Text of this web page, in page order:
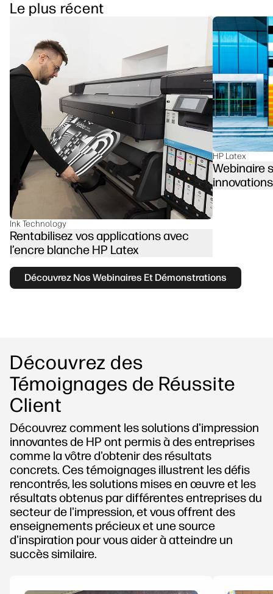
Le plus récent
Ink Technology
Rentabilisez vos applications avec
l’encre blanche HP Latex
HP Latex
Webinaire
Découvrez Nos Webinaires Et Démonstrations
Découvrez des
Témoignages de Réussite
Client
Découvrez comment les solutions d'impression
innovantes de HP ont permis à des entreprises
comme la vôtre d'obtenir des résultats
concrets. Ces témoignages illustrent les défis
rencontrés, les solutions mises en œuvre et les
résultats obtenus par différentes entreprises du
secteur de l'impression, et vous offrent des
enseignements précieux et une source
d'inspiration pour vous aider à atteindre un
succès similaire.